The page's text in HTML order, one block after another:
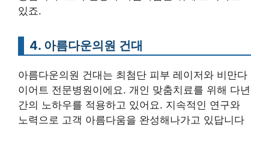
있죠.
4. 아름다운의원 건대
아름다운의원 건대는 최첨단 피부 레이저와 비만다
이어트 전문병원이에요. 개인 맞춤치료를 위해 다년
간의 노하우를 적용하고 있어요. 지속적인 연구와
노력으로 고객 아름다움을 완성해나가고 있답니다